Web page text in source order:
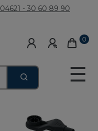
04621 - 30 60 89 90
0
☰